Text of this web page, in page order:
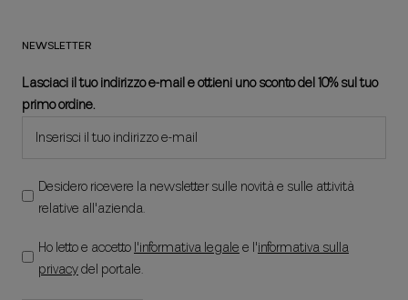
NEWSLETTER
Lasciaci il tuo indirizzo e-mail e ottieni uno sconto del 10% sul tuo
primo ordine.
Desidero ricevere la newsletter sulle novità e sulle attività
relative all'azienda.
Ho letto e accettol'informativa legalee l'informativa sulla
privacydel portale.